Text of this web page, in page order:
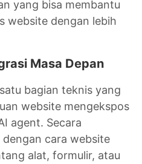
yang bisa membantu
website dengan lebih
Masa Depan
bagian teknis yang
website mengekspos
agent. Secara
cara website
alat, formulir, atau